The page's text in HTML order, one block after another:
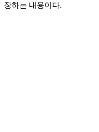
장하는 내용이다.